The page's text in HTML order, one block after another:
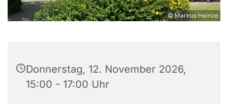
© Markus Heinze
Donnerstag, 12. November 2026,
15:00 - 17:00 Uhr